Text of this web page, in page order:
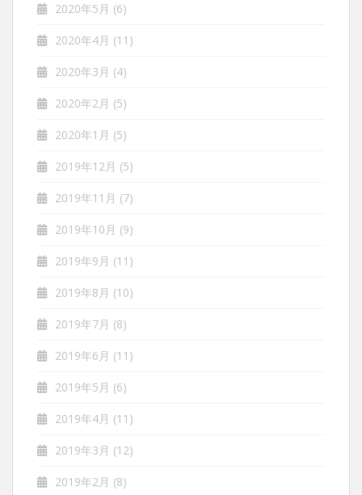
2020年5月 (6)
2020年4月 (11)
2020年3月 (4)
2020年2月 (5)
2020年1月 (5)
2019年12月 (5)
2019年11月 (7)
2019年10月 (9)
2019年9月 (11)
2019年8月 (10)
2019年7月 (8)
2019年6月 (11)
2019年5月 (6)
2019年4月 (11)
2019年3月 (12)
2019年2月 (8)